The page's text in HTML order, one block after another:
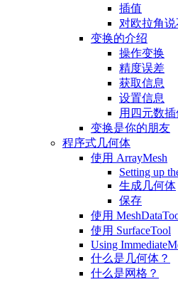
插值
对欧拉角说
变换的介绍
操作变换
精度误差
获取信息
设置信息
用四元数插
变换是你的朋友
程序式几何体
使用 ArrayMesh
Setting up
生成几何体
保存
使用
使用 SurfaceTool
Using
什么是几何体？
什么是网格？